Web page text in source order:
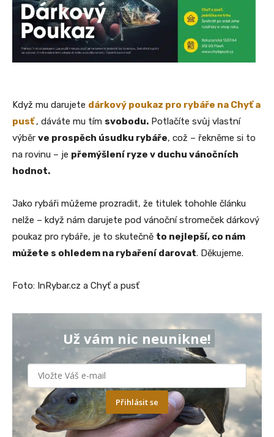
Když mu darujete dárkový poukaz pro rybáře na Chyť a
pusť , dáváte mu tím svobodu. Potlačíte svůj vlastní
výběr ve prospěch úsudku rybáře, což – řekněme si to
na rovinu – je přemýšlení ryze v duchu vánočních
hodnot.
Jako rybáři můžeme prozradit, že titulek tohohle článku
nelže – když nám darujete pod vánoční stromeček dárkový
poukaz pro rybáře, je to skutečně to nejlepší, co nám
můžete s ohledem na rybaření darovat. Děkujeme.
Foto: InRybar.cz a Chyť a pusť
Už vám nic neunikne!
Přihlásit se